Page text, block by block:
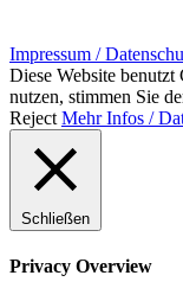
Impressum /
Diese Website
nutzen, stimmen Sie
Reject Mehr Infos /
Schließen
Privacy Overview